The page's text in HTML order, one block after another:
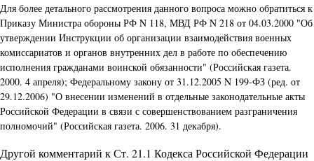
Для более детального рассмотрения данного вопроса можно обратиться к
Приказу Министра обороны РФ N 118, МВД РФ N 218 от 04.03.2000 "Об
утверждении Инструкции об организации взаимодействия военных
комиссариатов и органов внутренних дел в работе по обеспечению
исполнения гражданами воинской обязанности" (Российская газета.
2000. 4 апреля); Федеральному закону от 31.12.2005 N 199-ФЗ (ред. от
29.12.2006) "О внесении изменений в отдельные законодательные акты
Российской Федерации в связи с совершенствованием разграничения
полномочий" (Российская газета. 2006. 31 декабря).
Другой комментарий к Ст. 21.1 Кодекса Российской Федерации